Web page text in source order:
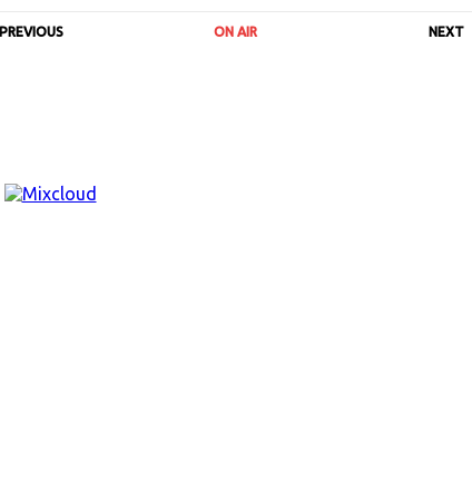
PREVIOUS ON AIR NEXT